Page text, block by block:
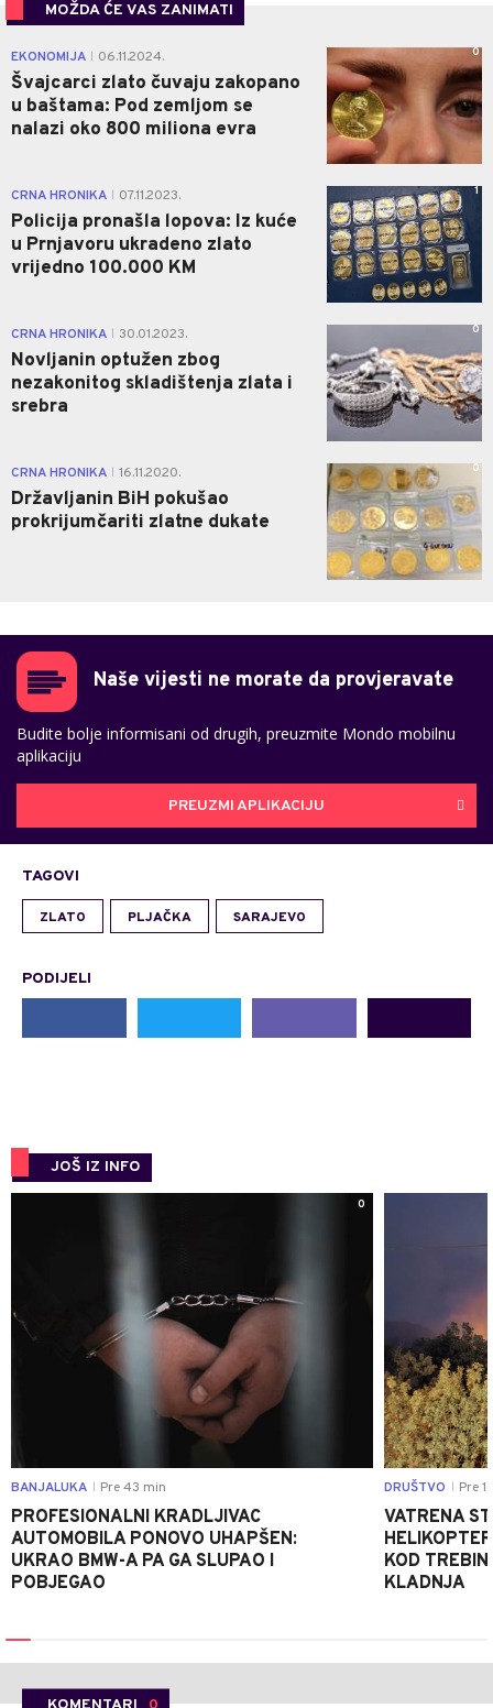
MOŽDA ĆE VAS ZANIMATI
EKONOMIJA 06.11.2024.
Švajcarci zlato čuvaju zakopano
u baštama: Pod zemljom se
nalazi oko 800 miliona evra
0
CRNA HRONIKA 07.11.2023.
Policija pronašla lopova: Iz kuće
u Prnjavoru ukradeno zlato
vrijedno 100.000 KM
1
CRNA HRONIKA 30.01.2023.
Novljanin optužen zbog
nezakonitog skladištenja zlata i
srebra
0
CRNA HRONIKA 16.11.2020.
Državljanin BiH pokušao
prokrijumčariti zlatne dukate
0
Naše vijesti ne morate da provjeravate
Budite bolje informisani od drugih, preuzmite Mondo mobilnu
aplikaciju
PREUZMI APLIKACIJU
TAGOVI
ZLATO PLJAČKA SARAJEVO
PODIJELI
JOŠ IZ INFO
0
BANJALUKA Pre 43 min
PROFESIONALNI KRADLJIVAC
AUTOMOBILA PONOVO UHAPŠEN:
UKRAO BMW-A PA GA SLUPAO I
POBJEGAO
DRUŠTVO Pre 1
VATRENA
KOD
KLADNJA